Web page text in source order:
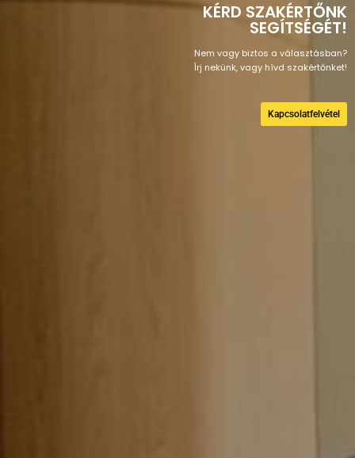
KÉRD SZAKÉRTŐNK
SEGÍTSÉGÉT!
Nem vagy biztos a választásban?
Írj nekünk, vagy hívd szakértőnket!
Kapcsolatfelvétel